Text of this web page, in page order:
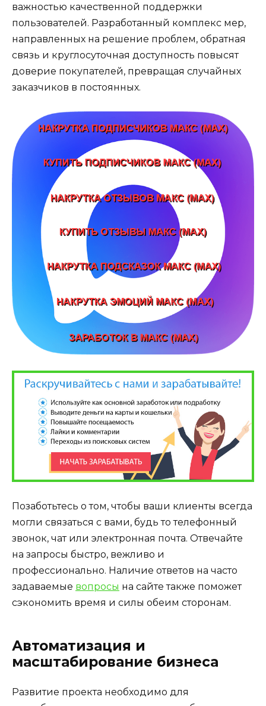
важностью качественной поддержки
пользователей. Разработанный комплекс мер,
направленных на решение проблем, обратная
связь и круглосуточная доступность повысят
доверие покупателей, превращая случайных
заказчиков в постоянных.
Позаботьтесь о том, чтобы ваши клиенты всегда
могли связаться с вами, будь то телефонный
звонок, чат или электронная почта. Отвечайте
на запросы быстро, вежливо и
профессионально. Наличие ответов на часто
задаваемые вопросы на сайте также поможет
сэкономить время и силы обеим сторонам.
Автоматизация и
масштабирование бизнеса
Развитие проекта необходимо для